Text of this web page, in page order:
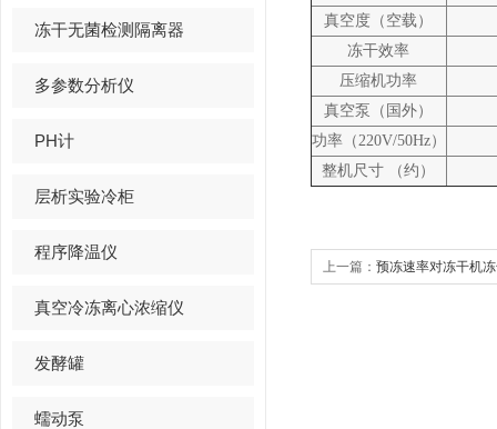
冻干无菌检测隔离器
多参数分析仪
PH计
层析实验冷柜
程序降温仪
真空冷冻离心浓缩仪
发酵罐
蠕动泵
真空度（空载）
冻干效率
压缩机功率
真空泵（国外）
功率（220V/50Hz）
整机尺寸
（约）
上一篇： 预冻速率对冻干机